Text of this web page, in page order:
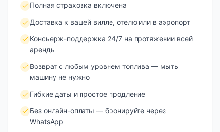
Полная страховка включена
Доставка к вашей вилле, отелю или в аэропорт
Консьерж-поддержка 24/7 на протяжении всей
аренды
Возврат с любым уровнем топлива — мыть
машину не нужно
Гибкие даты и простое продление
Без онлайн-оплаты — бронируйте через
WhatsApp